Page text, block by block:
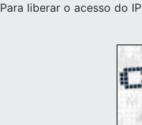
Para liberar o acesso do IP